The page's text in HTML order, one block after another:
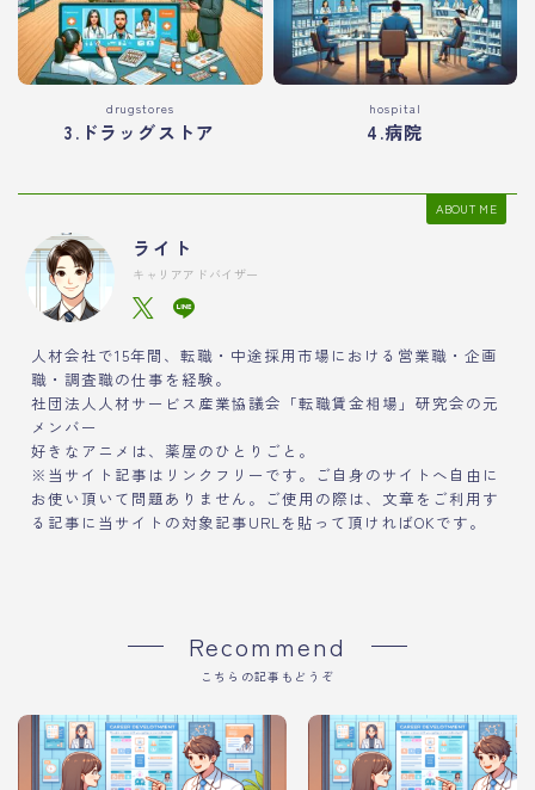
drugstores
3.ドラッグストア
hospital
4.病院
ABOUT ME
ライト
キャリアアドバイザー
人材会社で15年間、転職・中途採用市場における営業職・企画
職・調査職の仕事を経験。
社団法人人材サービス産業協議会「転職賃金相場」研究会の元
メンバー
好きなアニメは、薬屋のひとりごと。
※当サイト記事はリンクフリーです。ご自身のサイトへ自由に
お使い頂いて問題ありません。ご使用の際は、文章をご利用す
る記事に当サイトの対象記事URLを貼って頂ければOKです。
Recommend
こちらの記事もどうぞ